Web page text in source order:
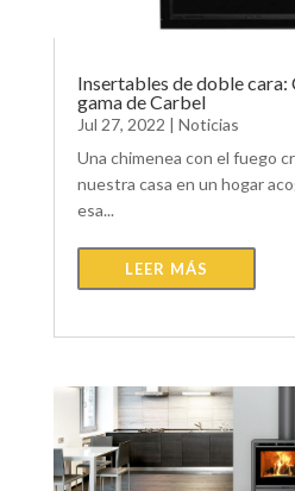
Insertables de doble cara:
gama de Carbel
Jul 27, 2022 | Noticias
Una chimenea con el fuego
nuestra casa en un hogar
esa...
LEER MÁS